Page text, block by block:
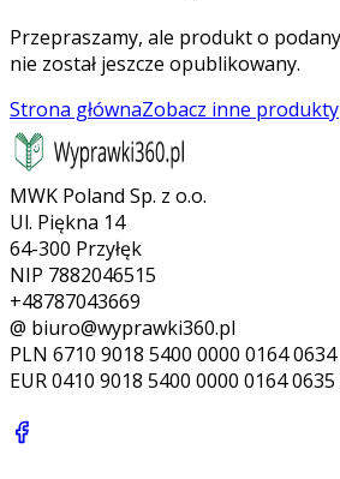
Przepraszamy, ale produkt o
nie został jeszcze opublikowany.
Strona głównaZobacz inne produkty
MWK Poland Sp. z o.o.
Ul. Piękna 14
64-300 Przyłęk
NIP 7882046515
+48787043669
@ biuro@wyprawki360.pl
PLN 6710 9018 5400 0000 0164 0634
EUR0410 9018 5400 0000 0164 0635